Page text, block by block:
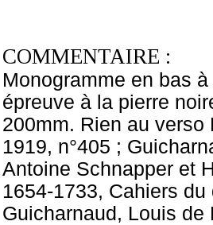
COMMENTAIRE :
Monogramme en bas
épreuve à la pierre
200mm. Rien au
1919, n°405 ;
Antoine Schnapper et
1654-1733, Cahiers
Guicharnaud, Louis de